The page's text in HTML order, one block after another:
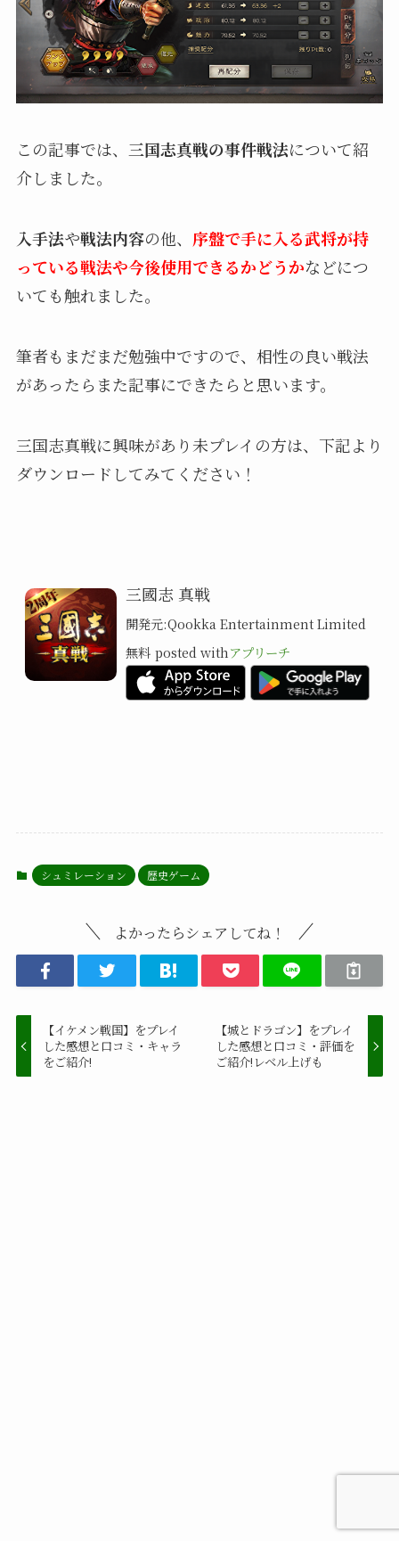
この記事では、 三国志真戦の事件戦法について紹
介しました。
入手法や戦法内容の他、 序盤で手に入る武将が持
っている戦法や今後使用できるかどうかなどにつ
いても触れました。
筆者もまだまだ勉強中ですので、相性の良い戦法
があったらまた記事にできたらと思います。
三国志真戦に興味があり未プレイの方は、下記より
ダウンロードしてみてください！
三國志 真戦
開発元:Qookka Entertainment Limited
無料 posted withアプリーチ
シュミレーション 歴史ゲーム
よかったらシェアしてね！
【イケメン戦国】をプレイ
した感想と口コミ・キャラ
をご紹介!
【城とドラゴン】をプレイ
した感想と口コミ・評価を
ご紹介!レベル上げも